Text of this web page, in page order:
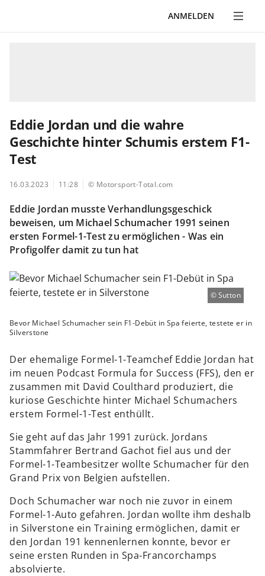
ANMELDEN
Eddie Jordan und die wahre
Geschichte hinter Schumis erstem F1-
Test
16.03.2023 11:28 © Motorsport-Total.com
Eddie Jordan musste Verhandlungsgeschick
beweisen, um Michael Schumacher 1991 seinen
ersten Formel-1-Test zu ermöglichen - Was ein
Profigolfer damit zu tun hat
Bevor Michael Schumacher sein F1-Debüt in Spa feierte, testete er in
Silverstone
Sutton
Der ehemalige Formel-1-Teamchef Eddie Jordan hat
im neuen Podcast Formula for Success (FFS), den er
zusammen mit David Coulthard produziert, die
kuriose Geschichte hinter Michael Schumachers
erstem Formel-1-Test enthüllt.
Sie geht auf das Jahr 1991 zurück. Jordans
Stammfahrer Bertrand Gachot fiel aus und der
Formel-1-Teambesitzer wollte Schumacher für den
Grand Prix von Belgien aufstellen.
Doch Schumacher war noch nie zuvor in einem
Formel-1-Auto gefahren. Jordan wollte ihm deshalb
in Silverstone ein Training ermöglichen, damit er
den Jordan 191 kennenlernen konnte, bevor er
seine ersten Runden in Spa-Francorchamps
absolvierte.